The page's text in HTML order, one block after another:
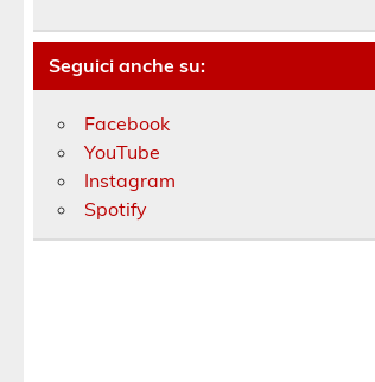
Seguici anche su:
Facebook
YouTube
Instagram
Spotify